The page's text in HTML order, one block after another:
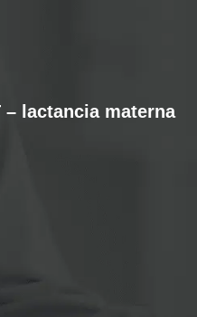
lactancia materna